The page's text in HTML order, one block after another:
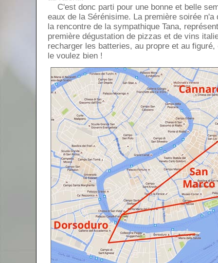
C'est donc parti pour une bonne et belle
eaux de la Sérénisime. La première soirée n'a
la rencontre de la sympathique Tana,
première dégustation de pizzas et de vins
recharger les batteries, au propre et au
le voulez bien !